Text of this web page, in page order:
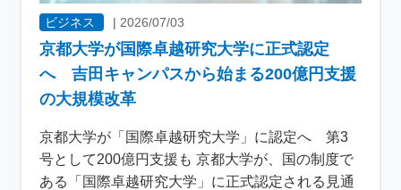
ビジネス | 2026/07/03
京都大学が国際卓越研究大学に正式認定
へ 吉田キャンパスから始まる200億円支援
の大規模改革
京都大学が「国際卓越研究大学」に認定へ 第3
号として200億円支援も 京都大学が、国の制度で
ある「国際卓越研究大学」に正式認定される見通